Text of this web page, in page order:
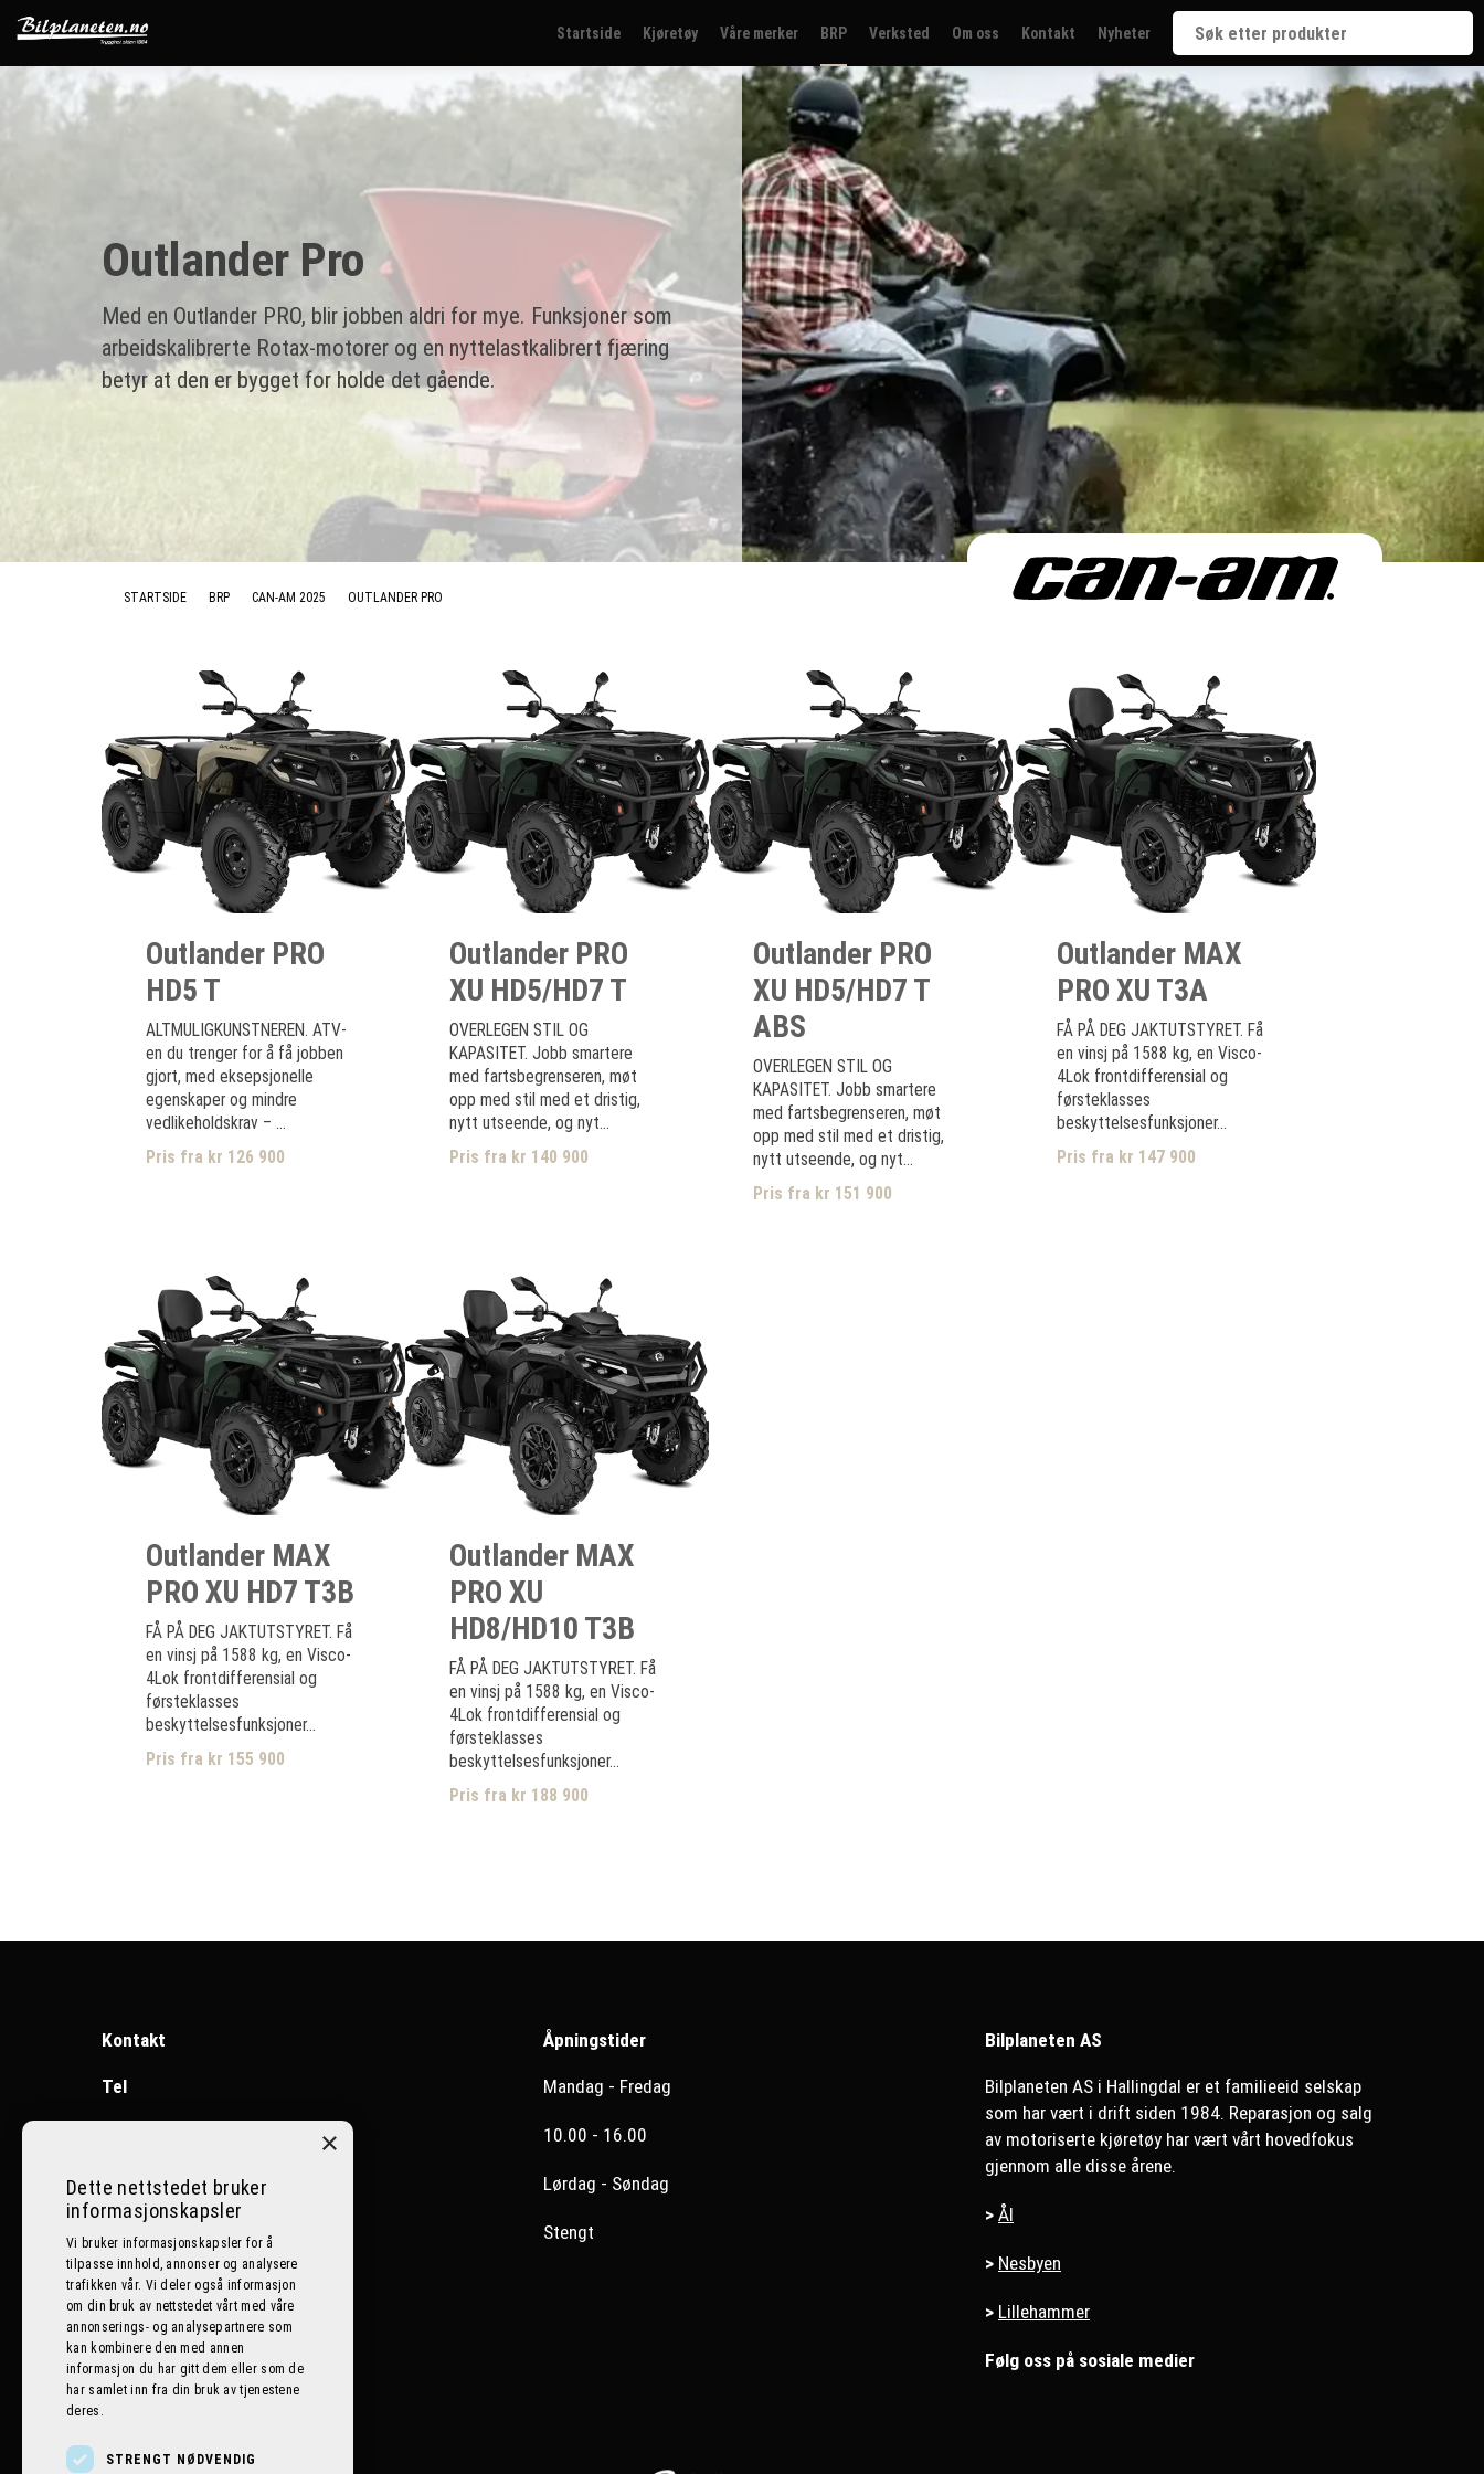
Startside Kjøretøy Våre merker BRP Verksted Om oss Kontakt Nyheter
Outlander Pro
Med en Outlander PRO, blir jobben aldri for mye. Funksjoner som
arbeidskalibrerte Rotax-motorer og en nyttelastkalibrert fjæring
betyr at den er bygget for holde det gående.
STARTSIDE BRP CAN-AM 2025 OUTLANDER PRO
Outlander PRO
HD5 T
ALTMULIGKUNSTNEREN. ATV-
en du trenger for å få jobben
gjort, med eksepsjonelle
egenskaper og mindre
vedlikeholdskrav – ...
Pris fra kr 126 900
Outlander PRO
XU HD5/HD7 T
OVERLEGEN STIL OG
KAPASITET. Jobb smartere
med fartsbegrenseren, møt
opp med stil med et dristig,
nytt utseende, og nyt...
Pris fra kr 140 900
Outlander PRO
XU HD5/HD7 T
ABS
OVERLEGEN STIL OG
KAPASITET. Jobb smartere
med fartsbegrenseren, møt
opp med stil med et dristig,
nytt utseende, og nyt...
Pris fra kr 151 900
Outlander MAX
PRO XU T3A
FÅ PÅ DEG JAKTUTSTYRET. Få
en vinsj på 1588 kg, en Visco-
4Lok frontdifferensial og
førsteklasses
beskyttelsesfunksjoner...
Pris fra kr 147 900
Outlander MAX
PRO XU HD7 T3B
FÅ PÅ DEG JAKTUTSTYRET. Få
en vinsj på 1588 kg, en Visco-
4Lok frontdifferensial og
førsteklasses
beskyttelsesfunksjoner...
Pris fra kr 155 900
Outlander MAX
PRO XU
HD8/HD10 T3B
FÅ PÅ DEG JAKTUTSTYRET. Få
en vinsj på 1588 kg, en Visco-
4Lok frontdifferensial og
førsteklasses
beskyttelsesfunksjoner...
Pris fra kr 188 900
Kontakt
Tel
Nesbyen:32072500
Lillehammer: 612 59 059
E-post
post@bilplaneten.no
Åpningstider
Mandag - Fredag
10.00 - 16.00
Lørdag - Søndag
Stengt
Bilplaneten AS
Bilplaneten AS i Hallingdal er et familieeid selskap
som har vært i drift siden 1984. Reparasjon og salg
av motoriserte kjøretøy har vært vårt hovedfokus
gjennom alle disse årene.
> Ål
> Nesbyen
> Lillehammer
Følg oss på sosiale medier
×
Dette nettstedet bruker
informasjonskapsler
Vi bruker informasjonskapsler for å
tilpasse innhold, annonser og analysere
trafikken vår. Vi deler også informasjon
om din bruk av nettstedet vårt med våre
annonserings- og analysepartnere som
kan kombinere den med annen
informasjon du har gitt dem eller som de
har samlet inn fra din bruk av tjenestene
deres.
STRENGT NØDVENDIG